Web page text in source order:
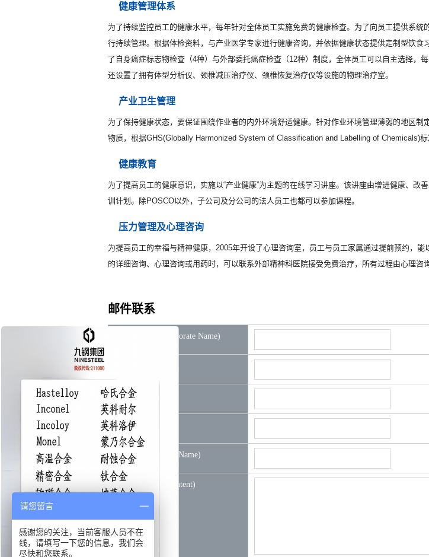
健康管理体系
为了持续监控员工的健康水平，每年针对全体员工实施免费的健康检查。为了向员工提供系
行持续管理。根据体检资料，与产业医学专家进行健康咨询，并依据健康状态提供定制型饮
了自身癌症标志物检查（4种）与外部委托癌症检查（12种）制度，全体员工可以自主选择，
还设置了拥有体型分析仪、颈椎减压治疗仪、颈椎恢复治疗仪等设施的物理治疗室。
产业卫生管理
为了保持健康状态，要保证围绕作业者的内外环境舒适健康。针对作业环境管理薄弱的地区制
物质，根据GHS(Globally Harmonized System of Classification and Labelling of Chemicals)
健康教育
为了提高员工的健康意识，实施以“产业健康”为主题的在线学习讲座。该讲座由增进健康、
训计划。除POSCO以外，子公司及分公司的法人员工也都可以参加课程。
压力管理及心理咨询
为提高员工的幸福与精神健康，2005年开设了心理咨询室，员工与员工家属通过提前预约，
的详细咨询、心理咨询或用药时，可以联系外部精神科医院接受免费治疗，所有过程由心理咨
邮件联系
公司名称(Corporate Name)
邮箱(E-mail)
*电话(Tel)
*牌号(Product Name)
*规格参数(Content)
请您留言
感谢您的关注，当前客服人员不在
线，请填写一下您的信息，我们会
尽快和您联系。